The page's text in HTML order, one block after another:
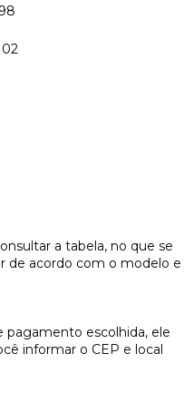
98
a tabela, no que se
de acordo com o modelo e
pagamento escolhida, ele
informar o CEP e local